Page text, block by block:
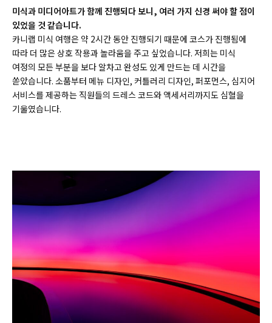
미식과 미디어아트가 함께 진행되다 보니, 여러 가지 신경 써야 할 점이
있었을 것 같습니다.
카니랩 미식 여행은 약 2시간 동안 진행되기 때문에 코스가 진행됨에
따라 더 많은 상호 작용과 놀라움을 주고 싶었습니다. 저희는 미식
여정의 모든 부분을 보다 알차고 완성도 있게 만드는 데 시간을
쏟았습니다. 소품부터 메뉴 디자인, 커틀러리 디자인, 퍼포먼스, 심지어
서비스를 제공하는 직원들의 드레스 코드와 액세서리까지도 심혈을
기울였습니다.